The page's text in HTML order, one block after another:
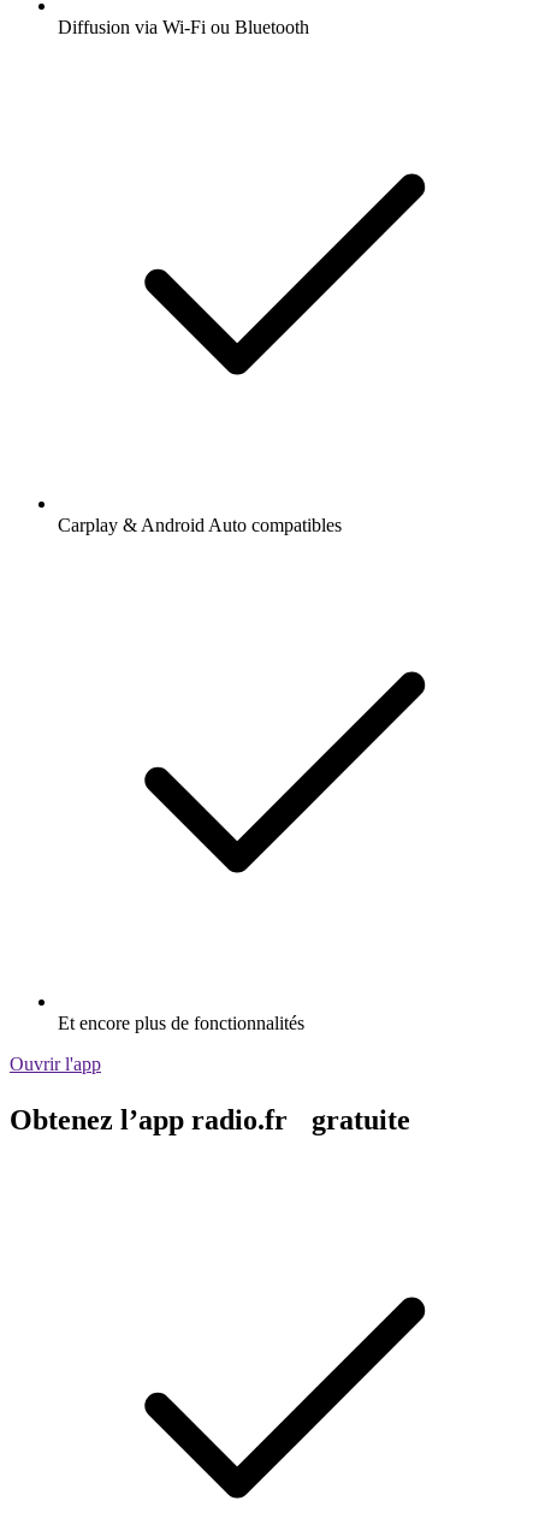
Diffusion via Wi-Fi ou Bluetooth
Carplay & Android Auto compatibles
Et encore plus de fonctionnalités
Ouvrir l'app
Obtenez l’app radio.fr gratuite